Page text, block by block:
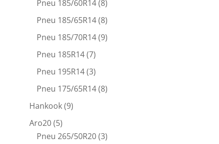
Pneu 185/60R14(8)
Pneu 185/65R14(8)
Pneu 185/70R14(9)
Pneu 185R14(7)
Pneu 195R14(3)
Pneu 175/65R14(8)
Hankook(9)
Aro20(5)
Pneu 265/50R20(3)